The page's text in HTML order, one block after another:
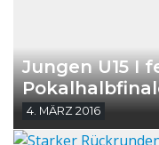
Jungen U15 I
4. MÄRZ 2016